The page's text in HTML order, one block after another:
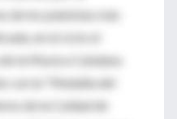
de los pianistas más
en el ciclo el
de la Musica Catalana
con la “Medalla del
de la Cuidad de